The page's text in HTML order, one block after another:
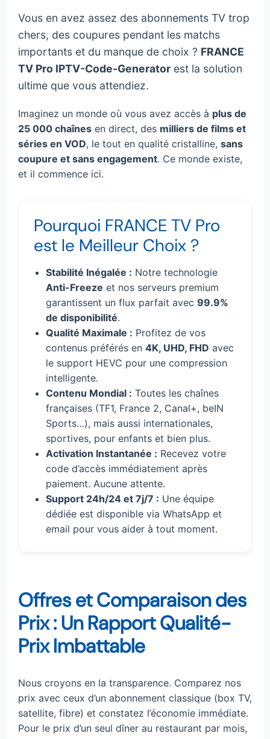
Vous en avez assez des abonnements TV trop
chers, des coupures pendant les matchs
importants et du manque de choix ? FRANCE
TV Pro IPTV-Code-Generator est la solution
ultime que vous attendiez.
Imaginez un monde où vous avez accès à plus de
25 000 chaînes en direct, des milliers de films et
séries en VOD, le tout en qualité cristalline, sans
coupure et sans engagement. Ce monde existe,
et il commence ici.
Pourquoi FRANCE TV Pro
est le Meilleur Choix ?
Stabilité Inégalée : Notre technologie
Anti-Freeze et nos serveurs premium
garantissent un flux parfait avec 99.9%
de disponibilité.
Qualité Maximale : Profitez de vos
contenus préférés en 4K, UHD, FHD avec
le support HEVC pour une compression
intelligente.
Contenu Mondial : Toutes les chaînes
françaises (TF1, France 2, Canal+, beIN
Sports…), mais aussi internationales,
sportives, pour enfants et bien plus.
Activation Instantanée : Recevez votre
code d’accès immédiatement après
paiement. Aucune attente.
Support 24h/24 et 7j/7 : Une équipe
dédiée est disponible via WhatsApp et
email pour vous aider à tout moment.
Offres et Comparaison des
Prix : Un Rapport Qualité-
Prix Imbattable
Nous croyons en la transparence. Comparez nos
prix avec ceux d’un abonnement classique (box TV,
satellite, fibre) et constatez l’économie immédiate.
Pour le prix d’un seul dîner au restaurant par mois,